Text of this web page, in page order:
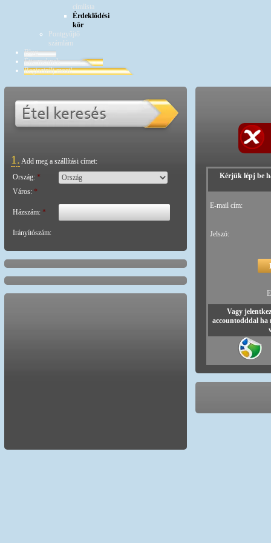
címlista
Érdeklődési
kör
Pontgyűjtő
számlám
Blog
Éttermeknek
Regisztrálj most!
1. Add meg a szállítási címet:
Ország: *
Város: *
Házszám: *
Irányítószám:
Kérjük lépj be
E-mail cím:
Jelszó:
Vagy
accountodddal ha